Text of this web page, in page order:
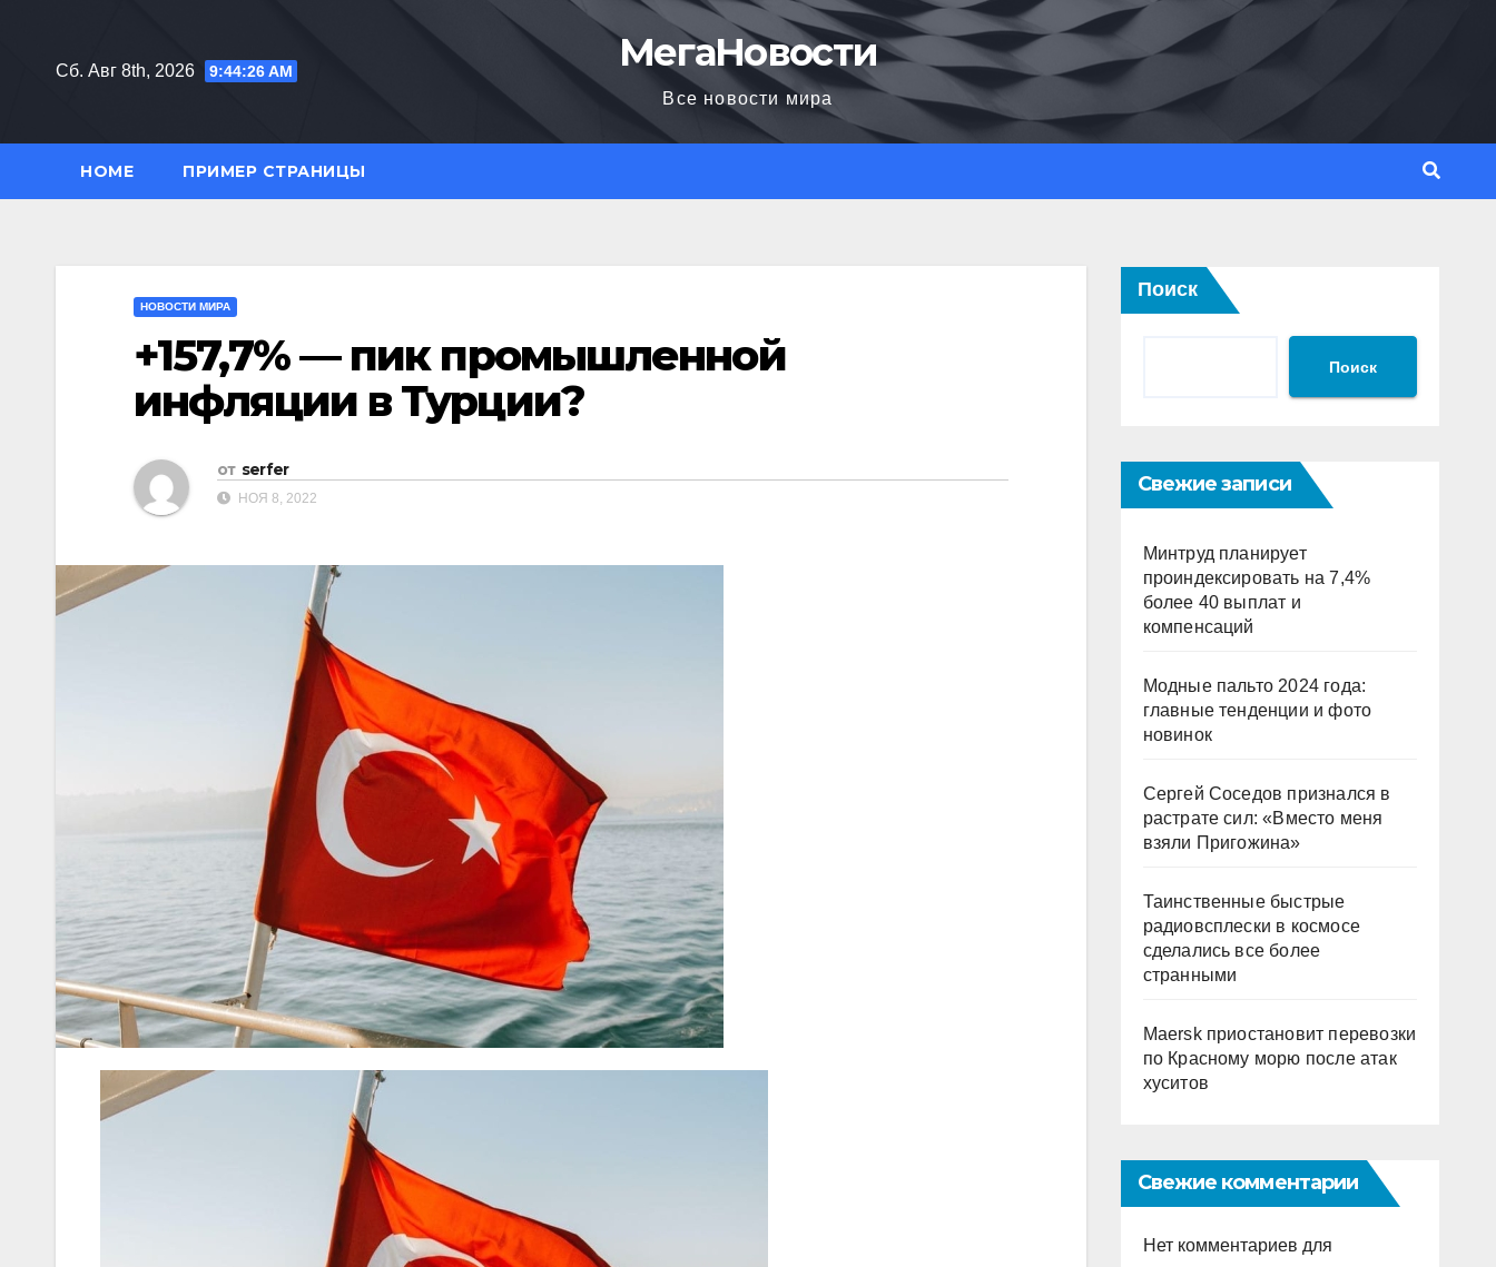
содержимому
Сб. Авг 8th, 2026 9:44:27 AM МегаНовости
Все новости мира
HOME ПРИМЕР СТРАНИЦЫ
НОВОСТИ МИРА
+157,7% — пик промышленной
инфляции в Турции?
от serfer
НОЯ 8, 2022
Поиск
Поиск
Свежие записи
Минтруд планирует
проиндексировать на 7,4%
более 40 выплат и
компенсаций
Модные пальто 2024 года:
главные тенденции и фото
новинок
Сергей Соседов признался в
растрате сил: «Вместо меня
взяли Пригожина»
Таинственные быстрые
радиовсплески в космосе
сделались все более
странными
Maersk приостановит перевозки
по Красному морю после атак
хуситов
Свежие комментарии
Нет комментариев для